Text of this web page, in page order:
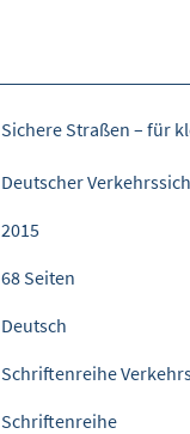
Sichere Straßen – für
Deutscher
2015
68 Seiten
Deutsch
Schriftenreihe
Schriftenreihe